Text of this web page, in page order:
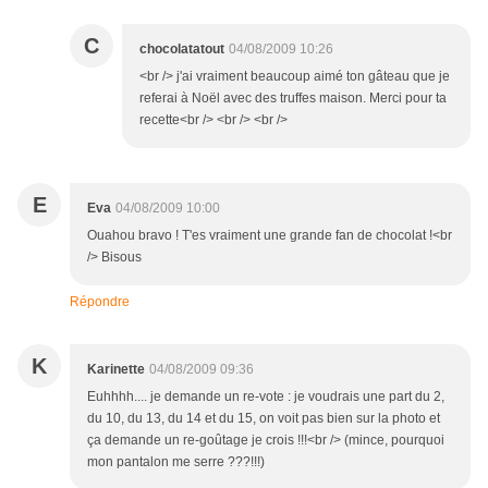
C chocolatatout 04/08/2009 10:26
<br /> j'ai vraiment beaucoup aimé ton gâteau que je
referai à Noël avec des truffes maison. Merci pour ta
recette<br /> <br /> <br />
E Eva 04/08/2009 10:00
Ouahou bravo ! T'es vraiment une grande fan de chocolat !<br
/> Bisous
Répondre
K Karinette 04/08/2009 09:36
Euhhhh.... je demande un re-vote : je voudrais une part du 2,
du 10, du 13, du 14 et du 15, on voit pas bien sur la photo et
ça demande un re-goûtage je crois !!!<br /> (mince, pourquoi
mon pantalon me serre ???!!!)